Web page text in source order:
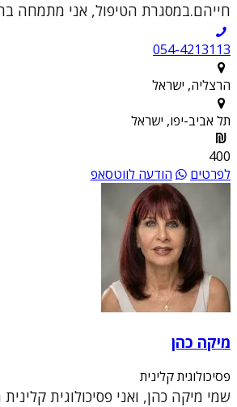
חייהם.במסגרת הטיפול, אני מתמחה
054-4213113
הרצליה, ישראל
תל אביב-יפו, ישראל
400
לפרטים
הודעה לווטסאפ
מיקה כהן
פסיכולוגית קלינית
שמי מיקה כהן, ואני פסיכולוגית